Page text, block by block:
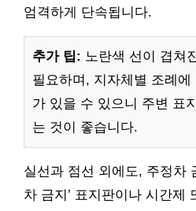
엄격하게 단속됩니다.
추가 팁: 노란색 선이 겹쳐
필요하며, 지자체별 조례에
가 있을 수 있으니 주변 표
는 것이 좋습니다.
실선과 점선 외에도, 주정차
차 금지’ 표지판이나 시간제